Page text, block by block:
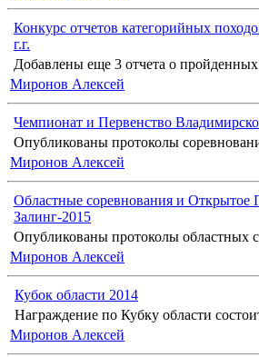
Конкурс отчетов категорийных
г.г.
Добавлены еще 3 отчета о
Миронов Алексей
Чемпионат и Первенство
Опубликованы протоколы
Миронов Алексей
Областные соревнования и Открытое
Залинг-2015
Опубликованы протоколы областных
Миронов Алексей
Кубок области 2014
Награждение по Кубку области
Миронов Алексей